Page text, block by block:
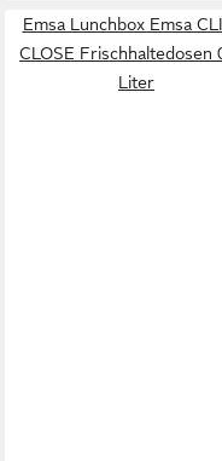
Emsa Lunchbox Emsa
CLOSE Frischhaltedosen
Liter